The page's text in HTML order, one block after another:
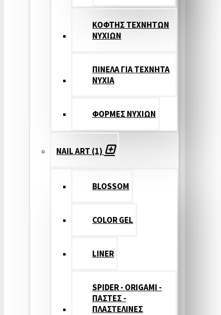
ΚΟΦΤΗΣ ΤΕΧΝΗΤΩΝ
ΝΥΧΙΩΝ
ΠΙΝΕΛΑ ΓΙΑ ΤΕΧΝΗΤΑ
ΝΥΧΙΑ
ΦΟΡΜΕΣ ΝΥΧΙΩΝ
NAIL ART (1)
BLOSSOM
COLOR GEL
LINER
SPIDER - ORIGAMI -
ΠΑΣΤΕΣ -
ΠΛΑΣΤΕΛΙΝΕΣ